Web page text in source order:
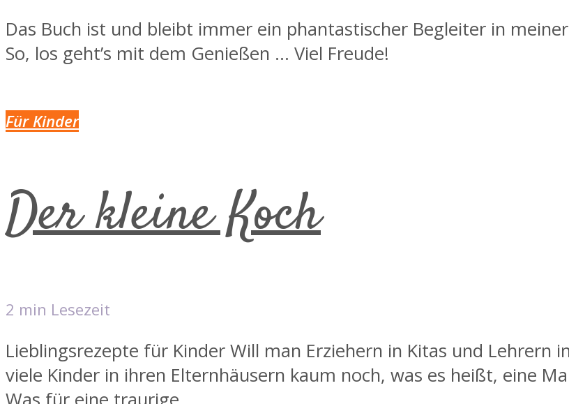
Das Buch ist und bleibt immer ein phantastischer Begleiter in
So, los geht’s mit dem Genießen … Viel Freude!
Für Kinder
Der kleine Koch
2 min Lesezeit
Lieblingsrezepte für Kinder Will man Erziehern in Kitas und Lehrern
viele Kinder in ihren Elternhäusern kaum noch, was es heißt, eine